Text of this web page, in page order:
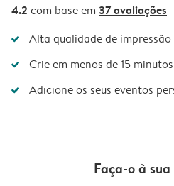
4.2 com base em 37 avaliações
Alta qualidade de
Crie em menos de 15 minutos
Adicione os seus eventos
Faça-o à